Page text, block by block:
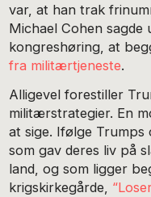
var, at han trak
Michael Cohen
kongreshøring, at
fra militærtjeneste.
Alligevel forestiller
militærstrategier. En
at sige. Ifølge
som gav deres liv på
land, og som ligger
krigskirkegårde,